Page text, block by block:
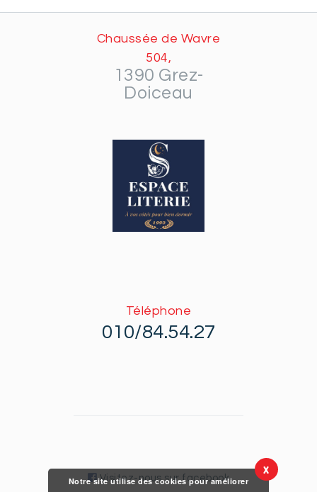
Chaussée de Wavre
504,
1390 Grez-
Doiceau
Téléphone
010/84.54.27
Visitez-nous sur facebook
Notre site utilise des cookies pour améliorer
X